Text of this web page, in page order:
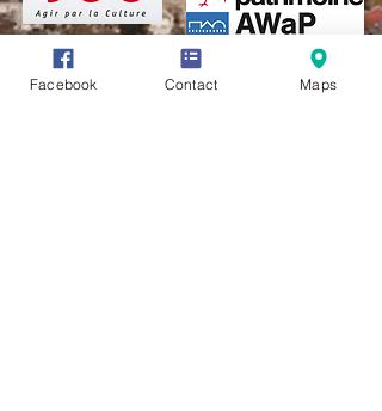
Facebook Contact Maps